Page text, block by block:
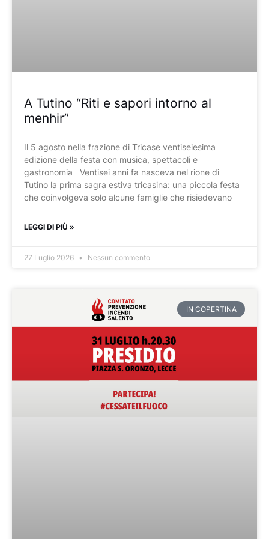
A Tutino “Riti e sapori intorno al
menhir”
Il 5 agosto nella frazione di Tricase ventiseiesima
edizione della festa con musica, spettacoli e
gastronomia Ventisei anni fa nasceva nel rione di
Tutino la prima sagra estiva tricasina: una piccola festa
che coinvolgeva solo alcune famiglie che risiedevano
LEGGI DI PIÙ »
27 Luglio 2026 Nessun commento
IN COPERTINA